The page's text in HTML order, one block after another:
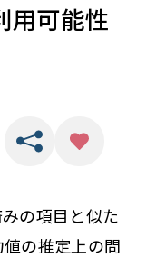
用可能性
の項目と似た
の推定上の問